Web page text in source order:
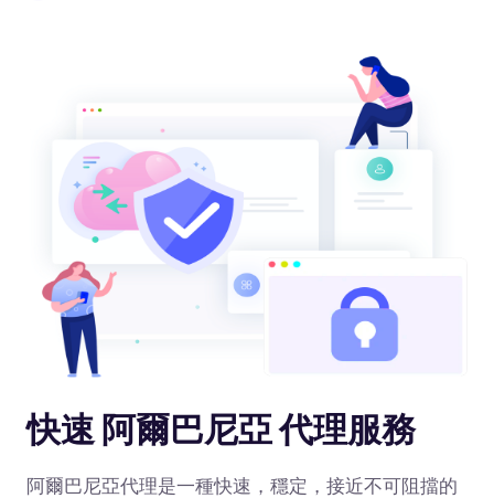
快速 阿爾巴尼亞 代理服務
阿爾巴尼亞代理是一種快速，穩定，接近不可阻擋的